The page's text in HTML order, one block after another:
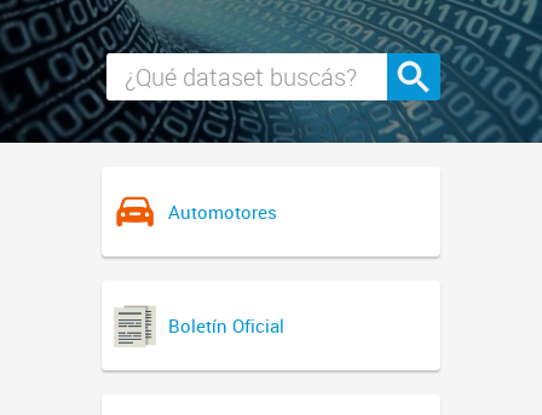
Automotores
Boletín Oficial